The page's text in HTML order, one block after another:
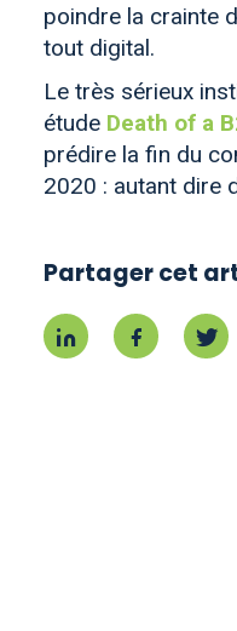
poindre la crainte
tout digital.
Le très sérieux
étude Death of a
prédire la fin du
2020 : autant dire
Partager cet
Partager surPartager sur